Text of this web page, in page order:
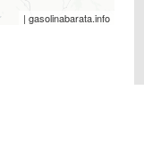
| gasolinabarata.info